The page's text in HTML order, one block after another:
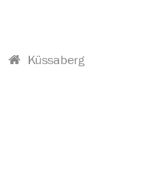
Küssaberg